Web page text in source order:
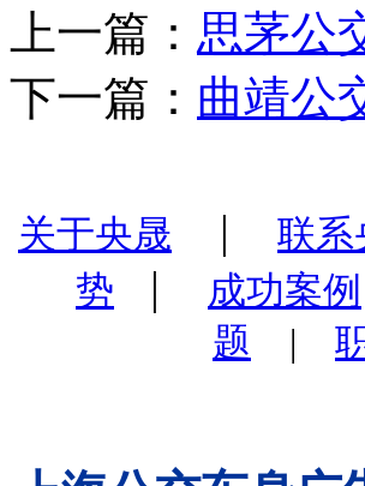
上一篇： 思茅公
下一篇： 曲靖公
关于央晟 | 联系
势
| 成功案例
题 |